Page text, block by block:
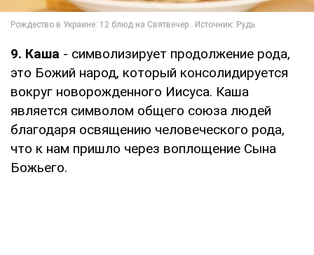
9. Каша - символизирует продолжение рода,
это Божий народ, который консолидируется
вокруг новорожденного Иисуса. Каша
является символом общего союза людей
благодаря освящению человеческого рода,
что к нам пришло через воплощение Сына
Божьего.